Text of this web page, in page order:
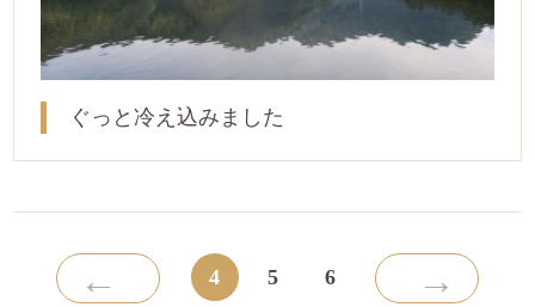
ぐっと冷え込みました
← 4 5 6 →